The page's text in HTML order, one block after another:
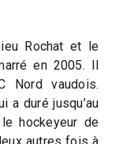
Rochat et le
en 2005. Il
Nord vaudois.
a duré jusqu’au
hockeyeur de